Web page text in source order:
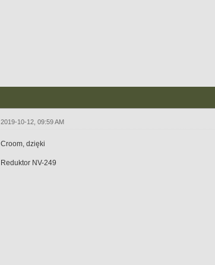
2019-10-12, 09:59 AM
Croom, dzięki
Reduktor NV-249